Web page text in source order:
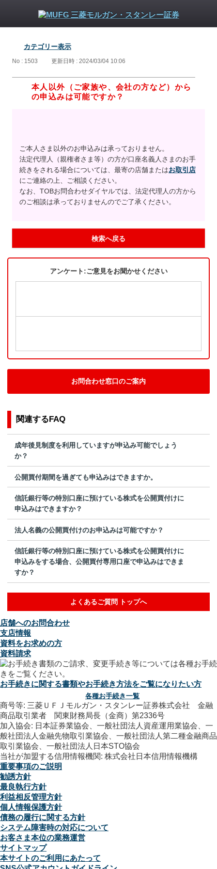
カテゴリー表示
No : 1503 更新日時 : 2024/03/04 10:06
本人以外（ご家族や、会社の方など）から
の申込みは可能ですか？
ご本人さま以外のお申込みは承っておりません。
法定代理人（親権者さま等）の方が口座名義人さまのお手
続きをされる場合については、最寄の店舗またはお取引店
にご連絡の上、ご相談ください。
なお、TOBお問合わせダイヤルでは、法定代理人の方から
のご相談は承っておりませんのでご了承ください。
検索へ戻る
アンケート:ご意見をお聞かせください
お問合わせ窓口のご案内
関連するFAQ
成年後見制度を利用していますが申込み可能でしょう
か？
公開買付期間を過ぎても申込みはできますか。
信託銀行等の特別口座に預けている株式を公開買付けに
申込みはできますか？
法人名義の公開買付けのお申込みは可能ですか？
信託銀行等の特別口座に預けている株式を公開買付けに
申込みをする場合、公開買付専用口座で申込みはできま
すか？
よくあるご質問 トップへ
店舗へのお問合わせ
支店情報
資料をお求めの方
資料請求
お手続きに関する書類やお手続き方法をご覧になりたい方
各種お手続き一覧
商号等: 三菱ＵＦＪモルガン・スタンレー証券株式会社 金融
商品取引業者 関東財務局長（金商）第2336号
加入協会: 日本証券業協会、一般社団法人資産運用業協会、一
般社団法人金融先物取引業協会、一般社団法人第二種金融商品
取引業協会、一般社団法人日本STO協会
当社が加盟する信用情報機関: 株式会社日本信用情報機構
重要事項のご説明
勧誘方針
最良執行方針
利益相反管理方針
個人情報保護方針
債務の履行に関する方針
システム障害時の対応について
お客さま本位の業務運営
サイトマップ
本サイトのご利用にあたって